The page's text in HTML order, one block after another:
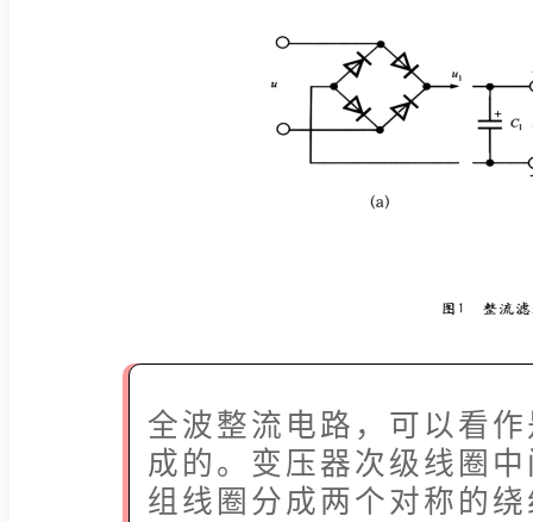
全波整流电路，可以看
成的。变压器次级线圈
组线圈分成两个对称的